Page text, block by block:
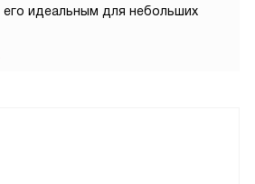
его идеальным для небольших